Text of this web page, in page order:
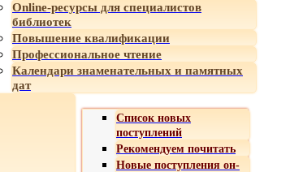
Online-ресурсы для специалистов
библиотек
Повышение квалификации
Профессиональное чтение
Календари знаменательных и памятных
дат
Список новых
поступлений
Рекомендуем почитать
Новые поступления он-